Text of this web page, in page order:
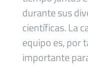
durante sus
científicas. La
equipo es, por
importante